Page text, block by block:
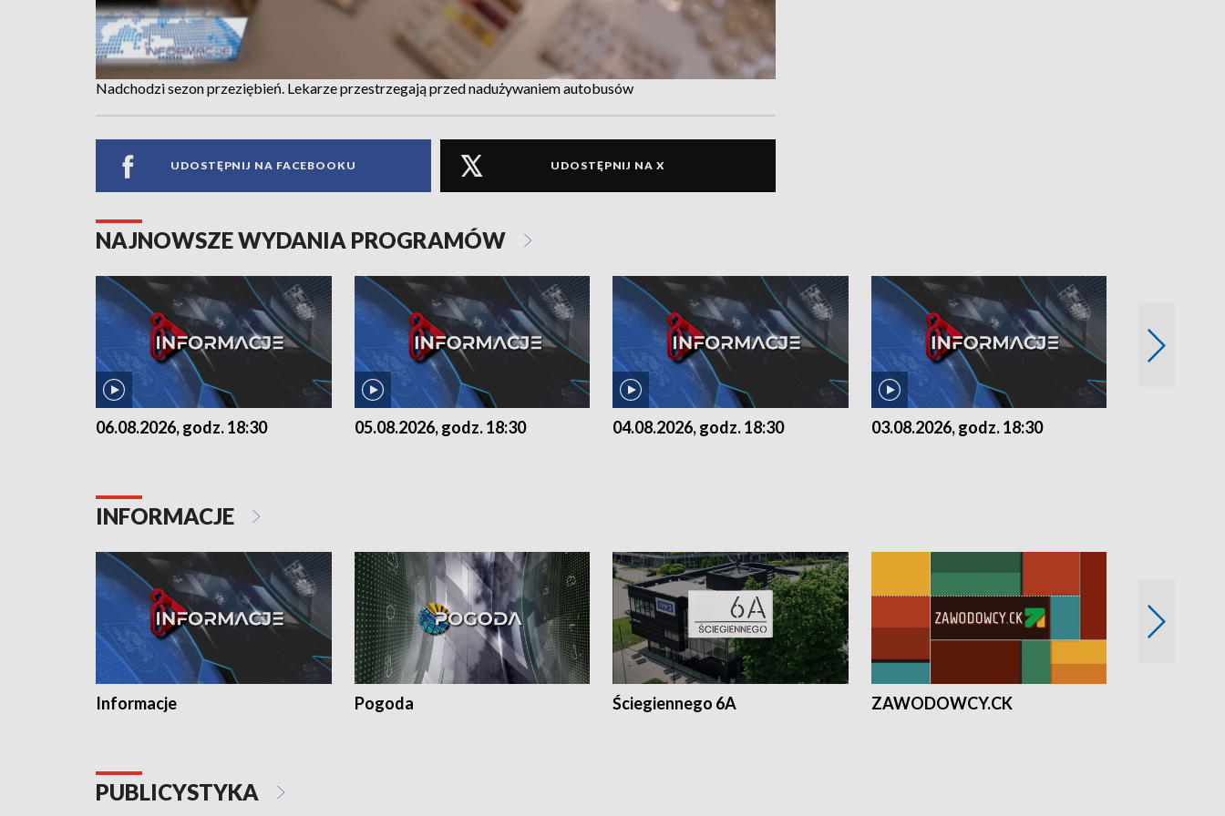
Nadchodzi sezon przeziębień. Lekarze przestrzegają przed nadużywaniem autobusów
UDOSTĘPNIJ NA FACEBOOKU UDOSTĘPNIJ NA X
NAJNOWSZE WYDANIA PROGRAMÓW
06.08.2026, godz. 18:30 05.08.2026, godz. 18:30 04.08.2026, godz. 18:30 03.08.2026, godz. 18:30
INFORMACJE
Informacje Pogoda Ściegiennego 6A ZAWODOWCY.CK
PUBLICYSTYKA